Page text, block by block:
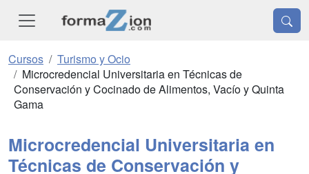
Cursos
Turismo y Ocio
Microcredencial Universitaria en Técnicas de
Conservación y Cocinado de Alimentos, Vacío y Quinta
Gama
Microcredencial Universitaria en
Técnicas de Conservación y